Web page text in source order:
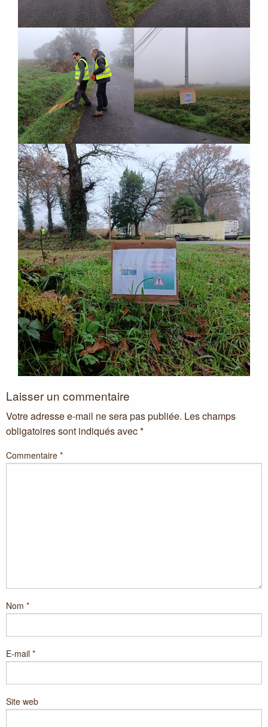
Laisser un commentaire
Votre adresse e-mail ne sera pas publiée. Les champs
obligatoires sont indiqués avec*
Commentaire *
Nom *
E-mail *
Site web